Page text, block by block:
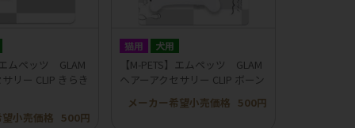
ムペッツ GLAM
リー CLIP きらき
小売価格 500円
猫用 犬用
【M-PETS】エムペッツ GLAM
ヘアーアクセサリー CLIP ボーン
メーカー希望小売価格 500円